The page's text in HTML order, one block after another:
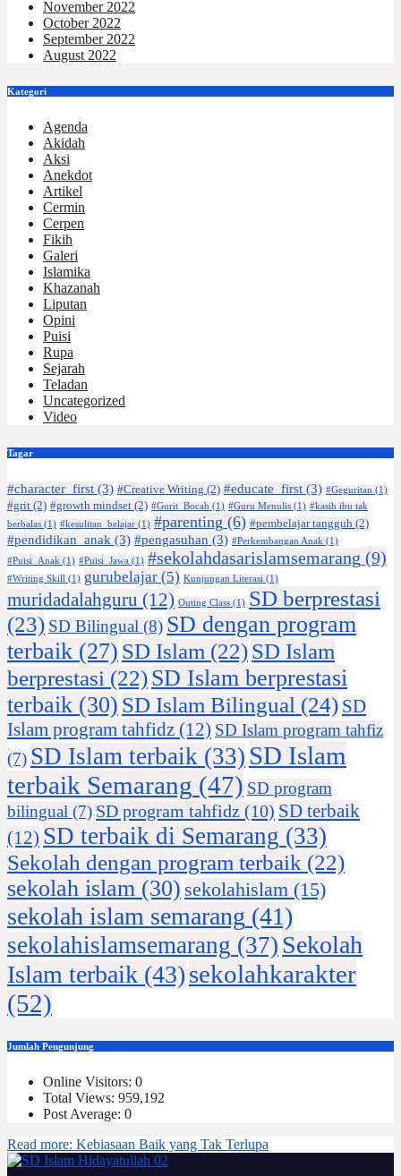
November 2022
October 2022
September 2022
August 2022
Kategori
Agenda
Akidah
Aksi
Anekdot
Artikel
Cermin
Cerpen
Fikih
Galeri
Islamika
Khazanah
Liputan
Opini
Puisi
Rupa
Sejarah
Teladan
Uncategorized
Video
Tagar
#character_first (3) #Creative Writing (2) #educate_first (3) #Geguritan (1)
#grit (2) #growth mindset (2) #Gurit_Bocah (1) #Guru Menulis (1) #kasih ibu tak
berbalas (1) #kesulitan_belajar (1) #parenting (6) #pembelajar tangguh (2)
#pendidikan_anak (3) #pengasuhan (3) #Perkembangan Anak (1)
#Puisi_Anak (1) #Puisi_Jawa (1) #sekolahdasarislamsemarang (9)
#Writing Skill (1) gurubelajar (5) Kunjungan Literasi (1)
muridadalahguru (12) Outing Class (1) SD berprestasi
(23) SD Bilingual (8) SD dengan program
terbaik (27) SD Islam (22)SD Islam
berprestasi (22)SD Islam berprestasi
terbaik (30) SD Islam Bilingual (24) SD
Islam program tahfidz (12) SD Islam program tahfiz
(7) SD Islam terbaik (33) SD Islam
terbaik Semarang (47) SD program
bilingual (7) SD program tahfidz (10) SD terbaik
(12) SD terbaik di Semarang (33)
Sekolah dengan program terbaik (22)
sekolah islam (30) sekolahislam (15)
sekolah islam semarang (41)
sekolahislamsemarang (37) Sekolah
Islam terbaik (43)sekolahkarakter
(52)
Jumlah Pengunjung
Online Visitors: 0
Total Views: 959,192
Post Average: 0
Read more: Kebiasaan Baik yang Tak Terlupa